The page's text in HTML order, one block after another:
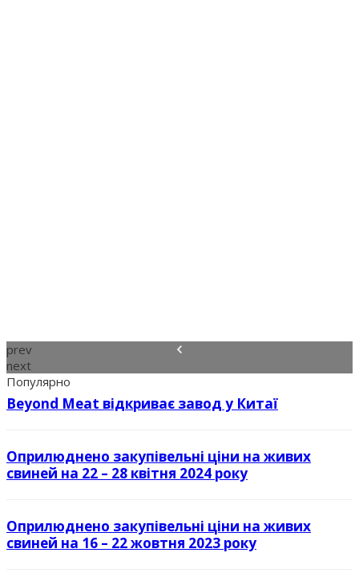
prev
next
Популярно
Beyond Meat відкриває завод у Китаї
Оприлюднено закупівельні ціни на живих
свиней на 22 – 28 квітня 2024 року
Оприлюднено закупівельні ціни на живих
свиней на 16 – 22 жовтня 2023 року